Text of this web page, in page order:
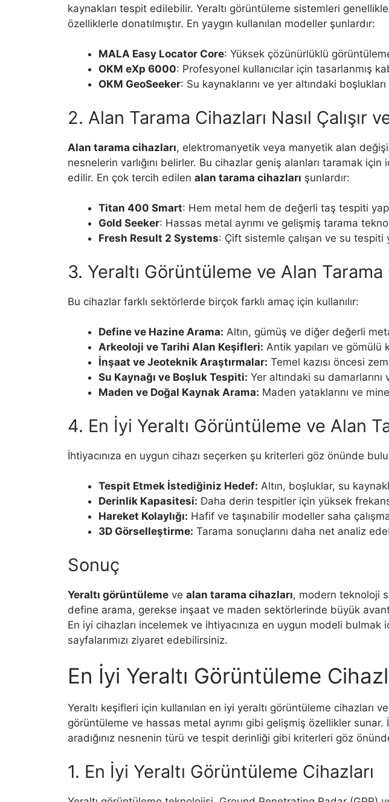
kaynakları tespit edilebilir. Yeraltı görüntüleme sistemleri genellikle
özelliklerle donatılmıştır. En yaygın kullanılan modeller şunlardır:
MALA Easy Locator Core: Yüksek çözünürlüklü
OKM eXp 6000: Profesyonel kullanıcılar için tasarlanmış
OKM GeoSeeker: Su kaynaklarını ve yer altındaki
2. Alan Tarama Cihazları Nasıl Çalışır
Alan tarama cihazları, elektromanyetik veya manyetik alan
nesnelerin varlığını belirler. Bu cihazlar geniş alanları taramak
edilir. En çok tercih edilen alan tarama cihazları şunlardır:
Titan 400 Smart: Hem metal hem de değerli taş tespiti
Gold Seeker: Hassas metal ayrımı ve gelişmiş tarama
Fresh Result 2 Systems: Çift sistemle çalışan ve su
3. Yeraltı Görüntüleme ve Alan Tarama
Bu cihazlar farklı sektörlerde birçok farklı amaç için kullanılır:
Define ve Hazine Arama: Altın, gümüş ve diğer değerli
Arkeoloji ve Tarihi Alan Keşifleri: Antik yapıları ve gömülü
İnşaat ve Jeoteknik Araştırmalar: Temel kazısı öncesi
Su Kaynağı ve Boşluk Tespiti: Yer altındaki su
Maden ve Doğal Kaynak Arama: Maden yataklarını ve
4. En İyi Yeraltı Görüntüleme ve Alan
İhtiyacınıza en uygun cihazı seçerken şu kriterleri göz önünde
Tespit Etmek İstediğiniz Hedef: Altın, boşluklar, su
Derinlik Kapasitesi: Daha derin tespitler için yüksek
Hareket Kolaylığı: Hafif ve taşınabilir modeller saha
3D Görselleştirme: Tarama sonuçlarını daha net analiz
Sonuç
Yeraltı görüntüleme ve alan tarama cihazları, modern teknoloji
define arama, gerekse inşaat ve maden sektörlerinde büyük
En iyi cihazları incelemek ve ihtiyacınıza en uygun modeli bulmak
sayfalarımızı ziyaret edebilirsiniz.
En İyi Yeraltı Görüntüleme
Yeraltı keşifleri için kullanılan en iyi yeraltı görüntüleme
görüntüleme ve hassas metal ayrımı gibi gelişmiş özellikler
aradığınız nesnenin türü ve tespit derinliği gibi kriterleri göz
1. En İyi Yeraltı Görüntüleme Cihazları